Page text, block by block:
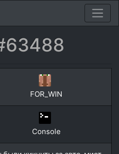
FOR_WIN
Console